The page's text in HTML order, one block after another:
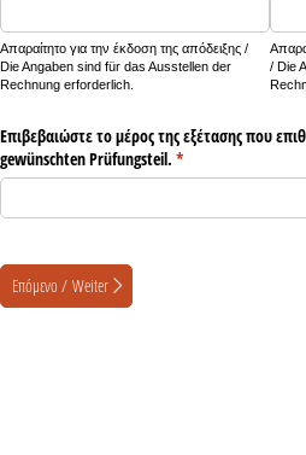
Απαραίτητο για την έκδοση της απόδειξης /
Die Angaben sind für das Ausstellen der
Rechnung erforderlich.
/ Die
Επιβεβαιώστε το μέρος της εξέτασης που
gewünschten Prüfungsteil. *
(υποχρεωτικό)
Επόμενο / Weiter